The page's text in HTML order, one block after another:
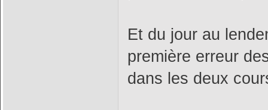
Et du jour au
première erreur
dans les deux